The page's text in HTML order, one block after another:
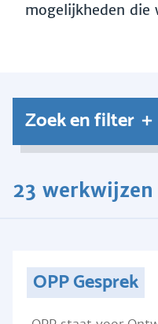
mogelijkheden die
Zoek en filter
23 werkwijzen
OPP Gesprek